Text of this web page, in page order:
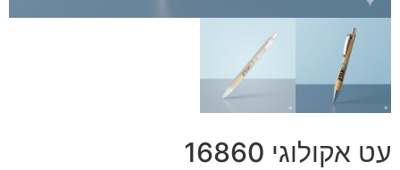
עט אקולוגי 16860